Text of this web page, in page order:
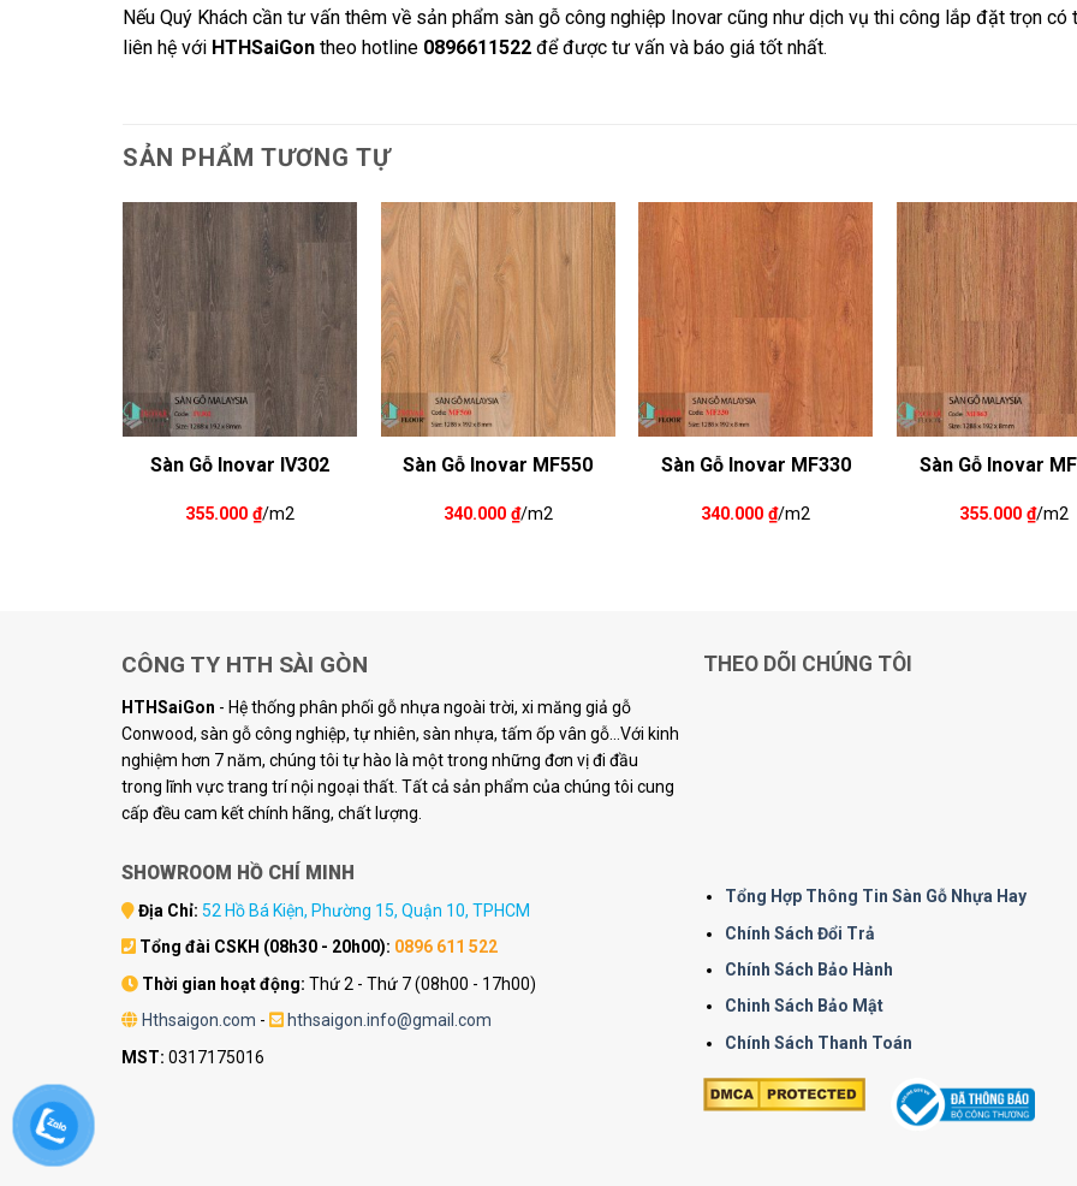
Nếu Quý Khách cần tư vấn thêm về sản phẩm sàn gỗ công nghiệp Inovar cũng như dịch vụ thi công lắp đặt trọn có
liên hệ với HTHSaiGon theo hotline 0896611522 để được tư vấn và báo giá tốt nhất.
SẢN PHẨM TƯƠNG TỰ
Sàn Gỗ Inovar IV302
355.000 ₫/m2
Sàn Gỗ Inovar MF550
340.000 ₫/m2
Sàn Gỗ Inovar MF330
340.000₫/m2
Sàn Gỗ Inovar
355.000₫/m2
CÔNG TY HTH SÀI GÒN
HTHSaiGon - Hệ thống phân phối gỗ nhựa ngoài trời, xi măng giả gỗ
Conwood, sàn gỗ công nghiệp, tự nhiên, sàn nhựa, tấm ốp vân gỗ...Với kinh
nghiệm hơn 7 năm, chúng tôi tự hào là một trong những đơn vị đi đầu
trong lĩnh vực trang trí nội ngoại thất. Tất cả sản phẩm của chúng tôi cung
cấp đều cam kết chính hãng, chất lượng.
SHOWROOM HỒ CHÍ MINH
Địa Chỉ: 52 Hồ Bá Kiện, Phường 15, Quận 10, TPHCM
Tổng đài CSKH (08h30 - 20h00): 0896 611 522
Thời gian hoạt động: Thứ 2 - Thứ 7 (08h00 - 17h00)
Hthsaigon.com -
hthsaigon.info@gmail.com
MST: 0317175016
THEO DÕI CHÚNG TÔI
Tổng Hợp Thông Tin Sàn Gỗ Nhựa Hay
Chính Sách Đổi Trả
Chính Sách Bảo Hành
Chinh Sách Bảo Mật
Chính Sách Thanh Toán